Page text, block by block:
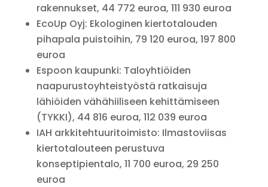
rakennukset, 44 772 euroa, 111 930 euroa
EcoUp Oyj: Ekologinen kiertotalouden
pihapala puistoihin, 79 120 euroa, 197 800
euroa
Espoon kaupunki: Taloyhtiöiden
naapurustoyhteistyöstä ratkaisuja
lähiöiden vähähiiliseen kehittämiseen
(TYKKI), 44 816 euroa, 112 039 euroa
IAH arkkitehtuuritoimisto: Ilmastoviisas
kiertotalouteen perustuva
konseptipientalo, 11 700 euroa, 29 250
euroa